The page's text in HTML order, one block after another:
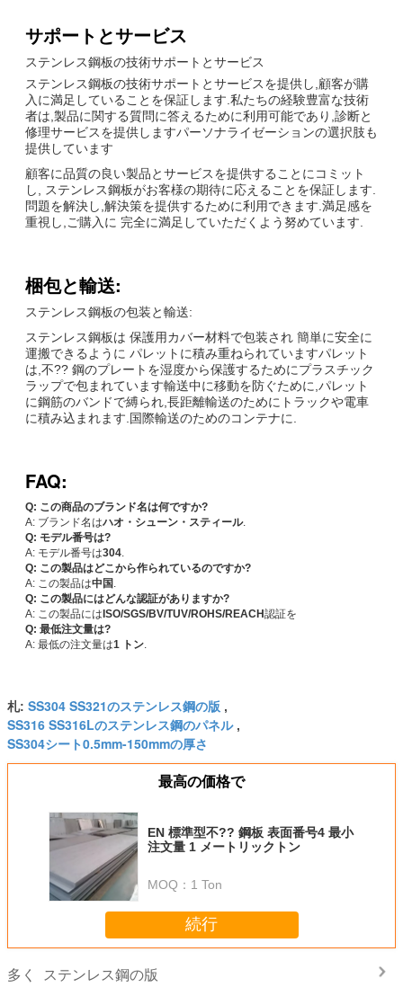
サポートとサービス
ステンレス鋼板の技術サポートとサービス
ステンレス鋼板の技術サポートとサービスを提供し,顧客が購
入に満足していることを保証します.私たちの経験豊富な技術
者は,製品に関する質問に答えるために利用可能であり,診断と
修理サービスを提供しますパーソナライゼーションの選択肢も
提供しています
顧客に品質の良い製品とサービスを提供することにコミット
し, ステンレス鋼板がお客様の期待に応えることを保証します.
問題を解決し,解決策を提供するために利用できます.満足感を
重視し,ご購入に 完全に満足していただくよう努めています.
梱包と輸送:
ステンレス鋼板の包装と輸送:
ステンレス鋼板は 保護用カバー材料で包装され 簡単に安全に
運搬できるように パレットに積み重ねられていますパレット
は,不?? 鋼のプレートを湿度から保護するためにプラスチック
ラップで包まれています輸送中に移動を防ぐために,パレット
に鋼筋のバンドで縛られ,長距離輸送のためにトラックや電車
に積み込まれます.国際輸送のためのコンテナに.
FAQ:
Q: この商品のブランド名は何ですか?
A: ブランド名はハオ・シューン・スティール.
Q: モデル番号は?
A: モデル番号は304.
Q: この製品はどこから作られているのですか?
A: この製品は中国.
Q: この製品にはどんな認証がありますか?
A: この製品にはISO/SGS/BV/TUV/ROHS/REACH認証を
Q: 最低注文量は?
A: 最低の注文量は1 トン.
札: SS304 SS321のステンレス鋼の版 ,
SS316 SS316Lのステンレス鋼のパネル,
SS304シート0.5mm-150mmの厚さ
最高の価格で
EN 標準型不?? 鋼板 表面番号4 最小
注文量 1 メートリックトン
MOQ： 1 Ton
続行
多く ステンレス鋼の版